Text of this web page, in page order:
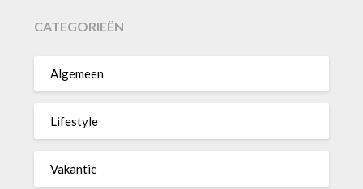
CATEGORIEËN
Algemeen
Lifestyle
Vakantie